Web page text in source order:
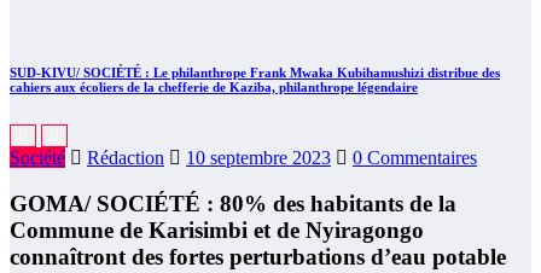
SUD-KIVU/ SOCIÉTÉ : Le philanthrope Frank Mwaka Kubihamushizi distribue des
cahiers aux écoliers de la chefferie de Kaziba, philanthrope légendaire
Société Rédaction 10 septembre 2023 0 Commentaires
GOMA/ SOCIÉTÉ : 80% des habitants de la
Commune de Karisimbi et de Nyiragongo
connaîtront des fortes perturbations d’eau potable